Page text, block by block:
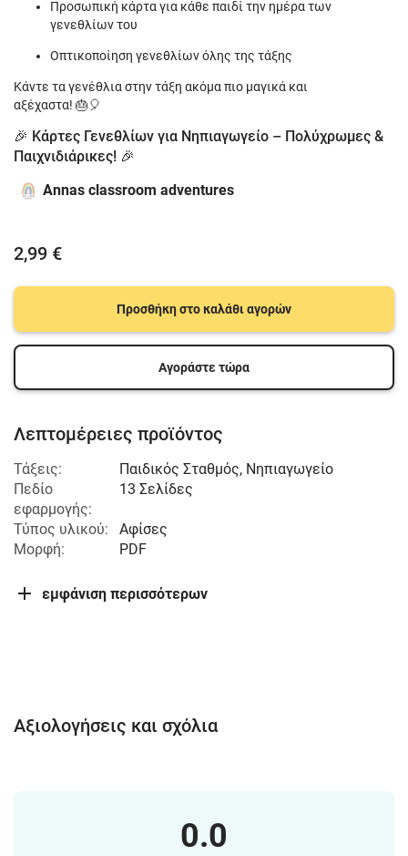
Προσωπική κάρτα για κάθε παιδί την ημέρα των
γενεθλίων του
Οπτικοποίηση γενεθλίων όλης της τάξης
Κάντε τα γενέθλια στην τάξη ακόμα πιο μαγικά και
αξέχαστα! 🎂🎈
🎉 Κάρτες Γενεθλίων για Νηπιαγωγείο – Πολύχρωμες &
Παιχνιδιάρικες! 🎉
Annas classroom adventures
2,99 €
Προσθήκη στο καλάθι αγορών
Αγοράστε τώρα
Λεπτομέρειες προϊόντος
Τάξεις: Παιδικός Σταθμός, Νηπιαγωγείο
Πεδίο
εφαρμογής:
13 Σελίδες
Τύπος υλικού:
Αφίσες
Μορφή:
PDF
εμφάνιση περισσότερων
Αξιολογήσεις και σχόλια
0.0